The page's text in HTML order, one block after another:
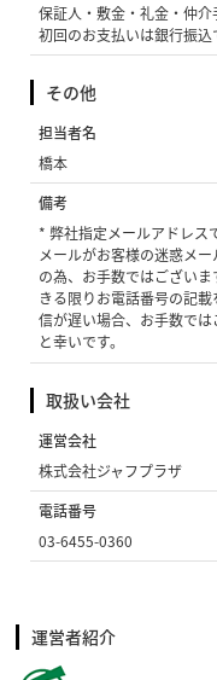
保証人・敷金・礼金・仲介
初回のお支払いは銀行振込
その他
担当者名
橋本
備考
* 弊社指定メールアドレス
メールがお客様の迷惑メ
の為、お手数ではござい
きる限りお電話番号の記
信が遅い場合、お手数で
と幸いです。
取扱い会社
運営会社
株式会社ジャフプラザ
電話番号
03-6455-0360
運営者紹介